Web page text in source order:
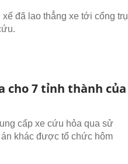
đã lao thẳng xe tới cổng trụ
cho 7 tỉnh thành của
cấp xe cứu hỏa qua sử
khác được tổ chức hôm